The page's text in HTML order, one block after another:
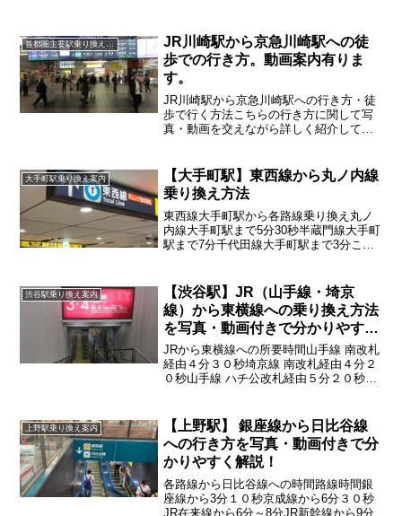
首都圏主要駅乗り換え案内
JR川崎駅から京急川崎駅への徒
歩での行き方。動画案内有りま
す。
JR川崎駅から京急川崎駅への行き方・徒
歩で行く方法こちらの行き方に関して写
真・動画を交えながら詳しく紹介してい
大手町駅乗り換え案内
【大手町駅】東西線から丸ノ内線
乗り換え方法
東西線大手町駅から各路線乗り換え丸ノ
内線大手町駅まで5分30秒半蔵門線大手町
駅まで7分千代田線大手町駅まで3分ここ
渋谷駅乗り換え案内
【渋谷駅】JR（山手線・埼京
線）から東横線への乗り換え方法
を写真・動画付きで分かりやすく
解説！
JRから東横線への所要時間山手線 南改札
経由４分３０秒埼京線 南改札経由４分２
０秒山手線 ハチ公改札経由５分２０秒埼
上野駅乗り換え案内
【上野駅】 銀座線から日比谷線
への行き方を写真・動画付きで分
かりやすく解説！
各路線から日比谷線への時間路線時間銀
座線から3分１０秒京成線から6分３０秒
JR在来線から6分～8分JR新幹線から9分